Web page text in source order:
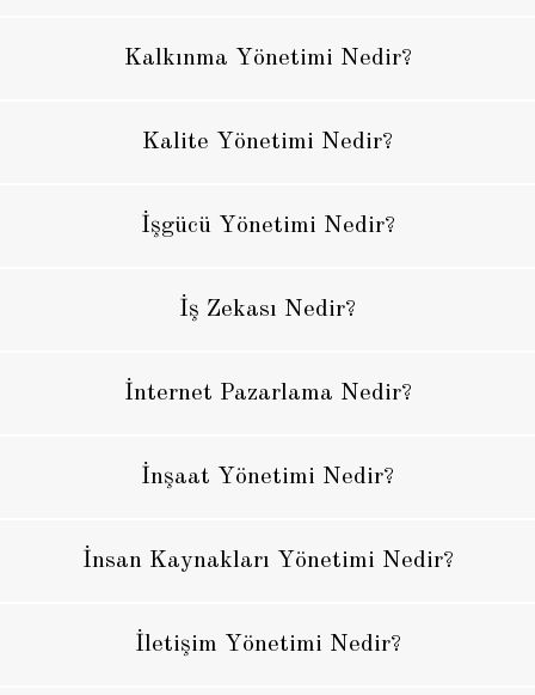
Kalkınma Yönetimi Nedir?
Kalite Yönetimi Nedir?
İşgücü Yönetimi Nedir?
İş Zekası Nedir?
İnternet Pazarlama Nedir?
İnşaat Yönetimi Nedir?
İnsan Kaynakları Yönetimi Nedir?
İletişim Yönetimi Nedir?